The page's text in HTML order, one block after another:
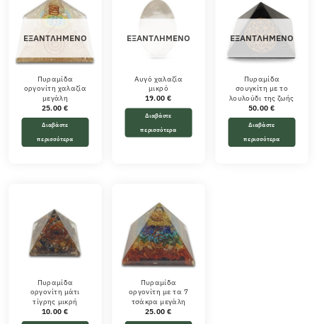
ΕΞΑΝΤΛΗΜΈΝΟ
Πυραμίδα
οργονίτη χαλαζία
μεγάλη
25.00€
Διαβάστε
περισσότερα
ΕΞΑΝΤΛΗΜΈΝΟ
Αυγό χαλαζία
μικρό
19.00€
Διαβάστε
περισσότερα
ΕΞΑΝΤΛΗΜΈΝΟ
Πυραμίδα
σουγκίτη με το
λουλούδι της ζωής
50.00€
Διαβάστε
περισσότερα
Πυραμίδα
οργονίτη μάτι
τίγρης μικρή
10.00€
Πυραμίδα
οργονίτη με τα 7
τσάκρα μεγάλη
25.00€